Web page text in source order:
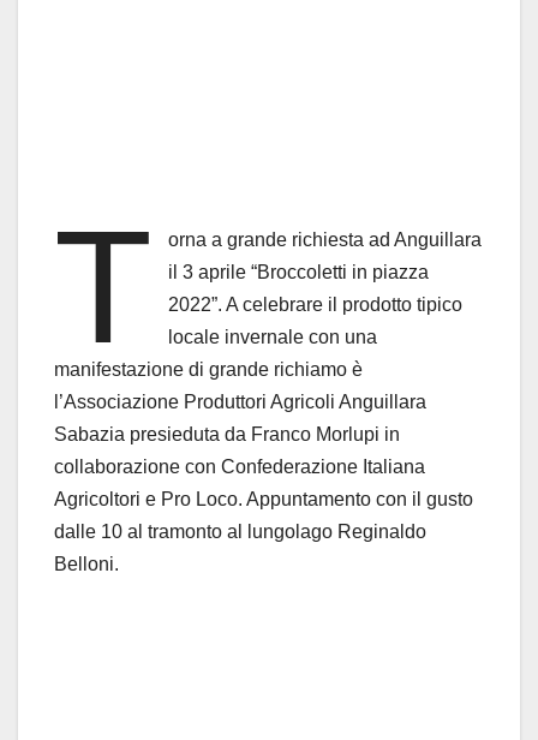
T
orna a grande richiesta ad Anguillara
il 3 aprile “Broccoletti in piazza
2022”. A celebrare il prodotto tipico
locale invernale con una
manifestazione di grande richiamo è
l’Associazione Produttori Agricoli Anguillara
Sabazia presieduta da Franco Morlupi in
collaborazione con Confederazione Italiana
Agricoltori e Pro Loco. Appuntamento con il gusto
dalle 10 al tramonto al lungolago Reginaldo
Belloni.